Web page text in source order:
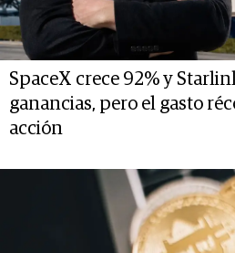
SpaceX crece 92% y
ganancias, pero el gasto
acción